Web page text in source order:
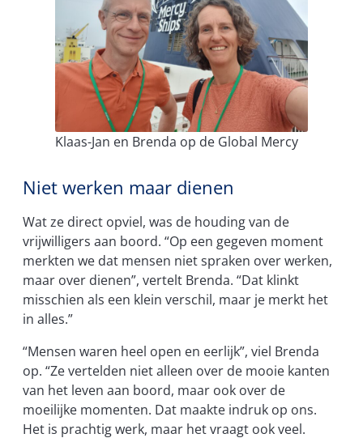
Klaas-Jan en Brenda op de Global Mercy
Niet werken maar dienen
Wat ze direct opviel, was de houding van de
vrijwilligers aan boord. “Op een gegeven moment
merkten we dat mensen niet spraken over werken,
maar over dienen”, vertelt Brenda. “Dat klinkt
misschien als een klein verschil, maar je merkt het
in alles.”
“Mensen waren heel open en eerlijk”, viel Brenda
op. “Ze vertelden niet alleen over de mooie kanten
van het leven aan boord, maar ook over de
moeilijke momenten. Dat maakte indruk op ons.
Het is prachtig werk, maar het vraagt ook veel.